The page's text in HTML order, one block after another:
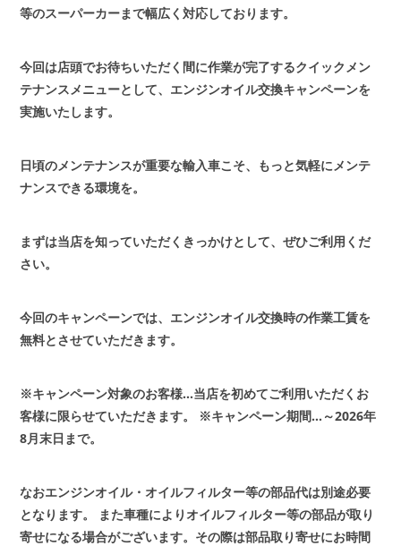
等のスーパーカーまで幅広く対応しております。
今回は店頭でお待ちいただく間に作業が完了するクイックメン
テナンスメニューとして、エンジンオイル交換キャンペーンを
実施いたします。
日頃のメンテナンスが重要な輸入車こそ、もっと気軽にメンテ
ナンスできる環境を。
まずは当店を知っていただくきっかけとして、ぜひご利用くだ
さい。
今回のキャンペーンでは、エンジンオイル交換時の作業工賃を
無料とさせていただきます。
※キャンペーン対象のお客様…当店を初めてご利用いただくお
客様に限らせていただきます。
※キャンペーン期間…～2026年
8月末日まで。
なおエンジンオイル・オイルフィルター等の部品代は別途必要
となります。
また車種によりオイルフィルター等の部品が取り
寄せになる場合がございます。その際は部品取り寄せにお時間